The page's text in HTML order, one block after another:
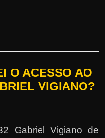
O ACESSO AO
VIGIANO?
Gabriel Vigiano de